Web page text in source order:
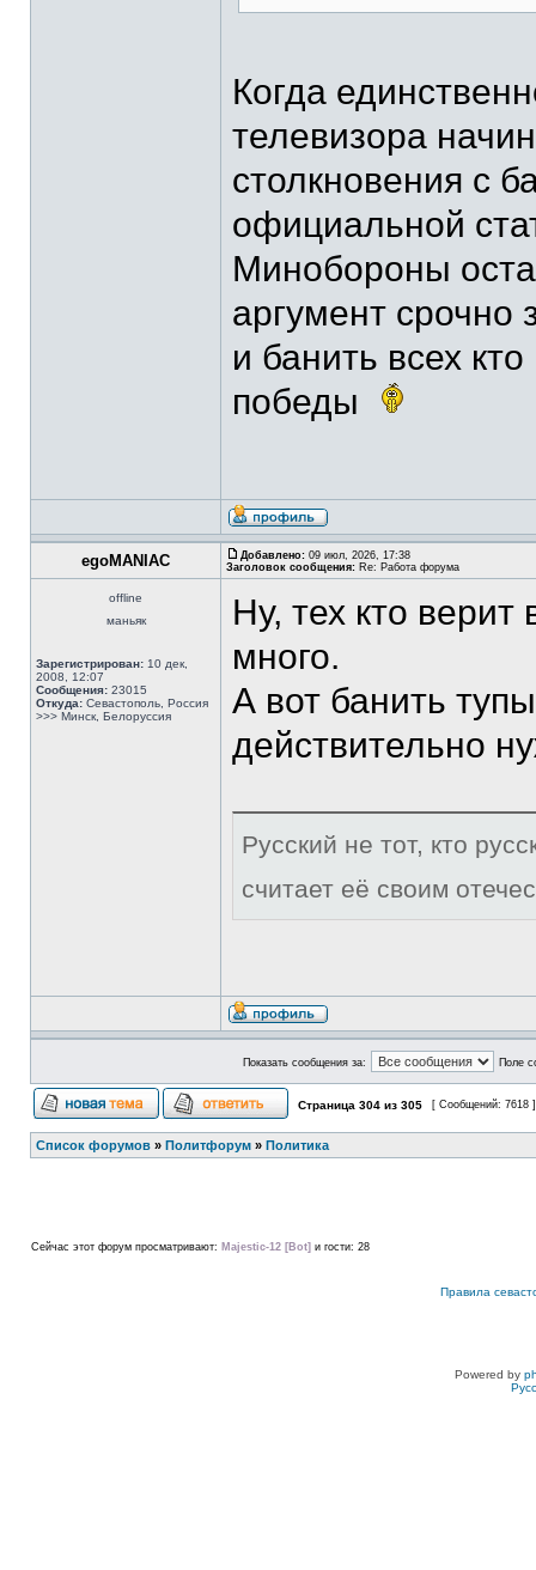
Когда
телевизора
столкновения с
официальной
Минобороны
аргумент срочно
и банить всех
победы
egoMANIAC Добавлено: 09 июл, 2026, 17:38
Заголовок сообщения: Re: Работа форума
offline
маньяк
Зарегистрирован: 10 дек,
2008, 12:07
Сообщения: 23015
Откуда: Севастополь, Россия
>>> Минск, Белоруссия
Ну, тех кто
много.
А вот банить
действительно
Русский не тот, кто
считает её своим
Показать сообщения за: Поле
Страница 304 из 305 [ Сообщений: 7618
Список форумов » Политфорум » Политика
Сейчас этот форум просматривают: Majestic-12 [Bot] и гости: 28
Правила
Powered by